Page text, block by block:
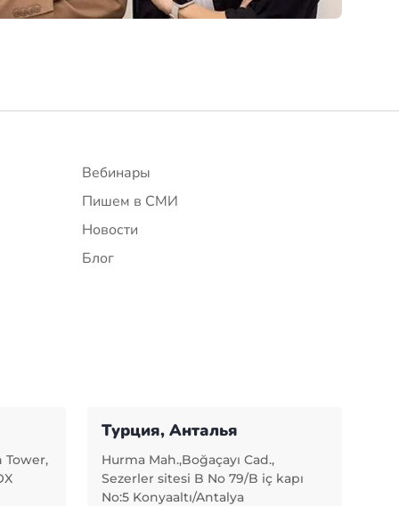
Вебинары
Пишем в СМИ
Новости
Блог
Tower,
Турция, Анталья
Hurma Mah.,Boğaçayı Cad.,
Sezerler sitesi B No 79/B iç kapı
No:5 Konyaaltı/Antalya